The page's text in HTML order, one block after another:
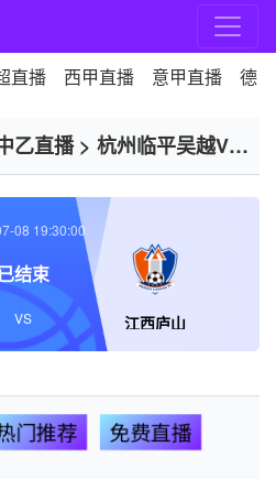
直播 西甲直播 意甲直播 德
乙直播> 杭州临平吴越VS
江西庐山
08 19:30:00
结束
VS
门推荐
免费直播